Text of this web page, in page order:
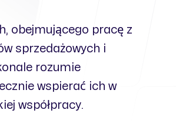
obejmującego pracę z
sprzedażowych i
rozumie
wspierać ich w
współpracy.